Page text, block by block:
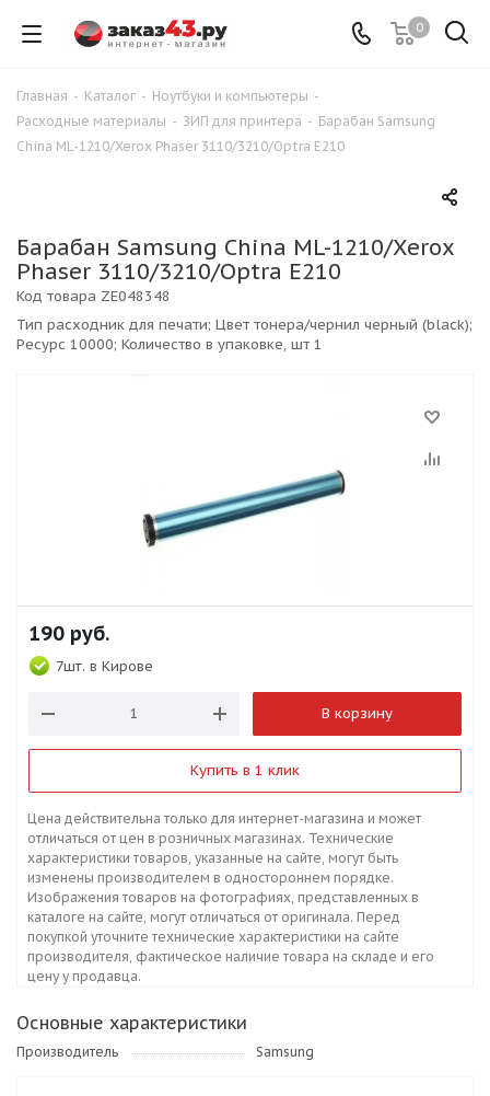
0
Главная - Каталог - Ноутбуки и компьютеры -
Расходные материалы - ЗИП для принтера - Барабан Samsung
China ML-1210/Xerox Phaser 3110/3210/Optra E210
Барабан Samsung China ML-1210/Xerox
Phaser 3110/3210/Optra E210
Тип расходник для печати; Цвет тонера/чернил черный (black);
Ресурс 10000; Количество в упаковке, шт 1
Код товара ZE048348
190 руб.
7шт. в Кирове
В корзину
Купить в 1 клик
Цена действительна только для интернет-магазина и может
отличаться от цен в розничных магазинах. Технические
характеристики товаров, указанные на сайте, могут быть
изменены производителем в одностороннем порядке.
Изображения товаров на фотографиях, представленных в
каталоге на сайте, могут отличаться от оригинала. Перед
покупкой уточните технические характеристики на сайте
производителя, фактическое наличие товара на складе и его
цену у продавца.
Основные характеристики
Производитель Samsung